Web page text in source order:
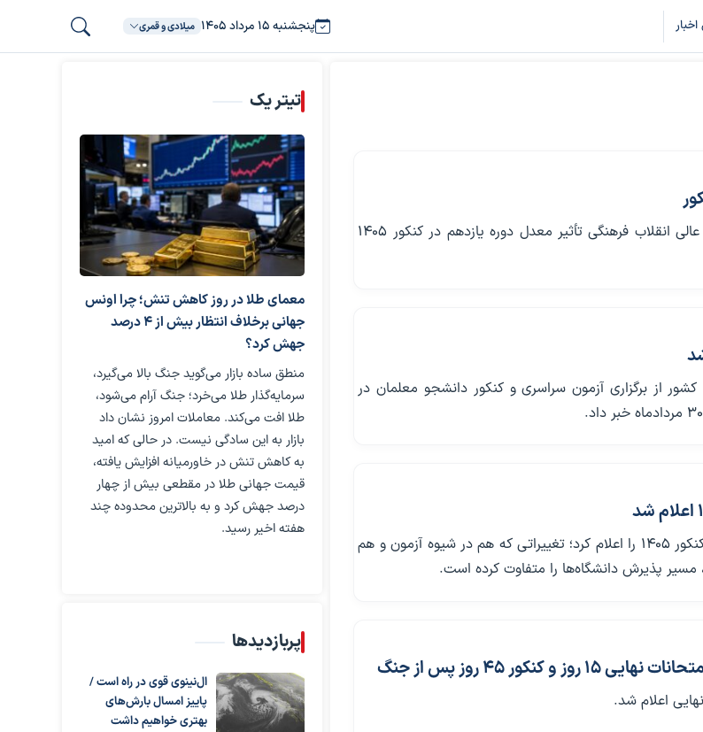
پنجشنبه ۱۵ مرداد ۱۴۰۵ میلادی و قمری
بر اساس تصمیم امروز شورای عالی انقلاب فرهنگی تأثیر معدل دوره یازدهم در کنکور ۱۴۰۵
از برگزاری آزمون سراسری و کنکور دانشجو معلمان در
سازمان سنجش ضوابط جدید کنکور ۱۴۰۵ را اعلام کرد؛ تغییراتی که هم در شیوه آزمون و هم
پذیرش دانشگاه‌ها را متفاوت کرده است.
و کنکور ۴۵ روز پس از جنگ
اعلام شد.
تیتر یک
معمای طلا در روز کاهش تنش؛ چرا اونس
جهانی برخلاف انتظار بیش از ۴ درصد
جهش کرد؟
منطق ساده بازار می‌گوید جنگ بالا می‌گیرد،
سرمایه‌گذار طلا می‌خرد؛ جنگ آرام می‌شود،
طلا افت می‌کند. معاملات امروز نشان داد
بازار به این سادگی نیست. در حالی که امید
به کاهش تنش در خاورمیانه افزایش یافته،
قیمت جهانی طلا در مقطعی بیش از چهار
درصد جهش کرد و به بالاترین محدوده چند
هفته اخیر رسید.
پربازدیدها
ال‌نینوی قوی در راه است /
پاییز امسال بارش‌های
بهتری خواهیم داشت